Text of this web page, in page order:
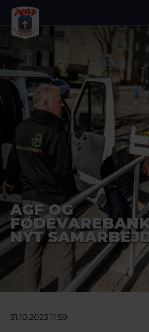
AGF OG
NYT
31.10.2023 11:59